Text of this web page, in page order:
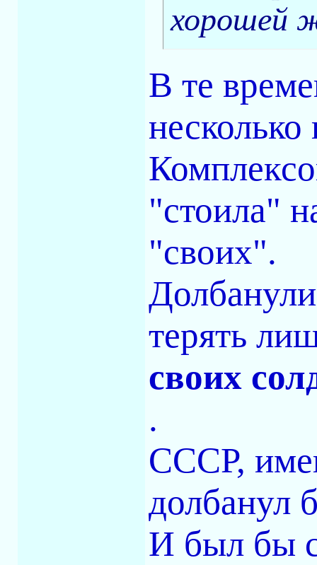
хорошей
В те
"стоила"
"своих".
терять
своих
.
СССР,
долбанул
И был бы